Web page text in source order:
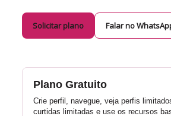
Solicitar plano Falar no
Plano Gratuito
Crie perfil, navegue, veja perfis
curtidas limitadas e use os recursos